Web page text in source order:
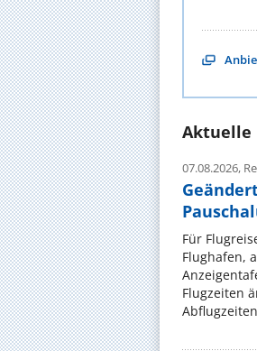
Aktuelle
07.08.2026,
Für
Flughafen,
Flugzeiten